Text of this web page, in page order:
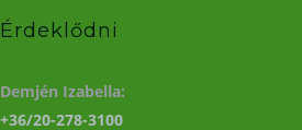
Érdeklődni
Demjén Izabella:
+36/20-278-3100